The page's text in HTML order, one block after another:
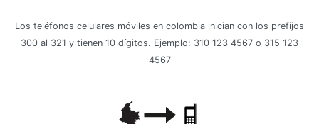
Los teléfonos celulares móviles en colombia inician con los prefijos
300 al 321 y tienen 10 dígitos. Ejemplo: 310 123 4567 o 315 123
4567